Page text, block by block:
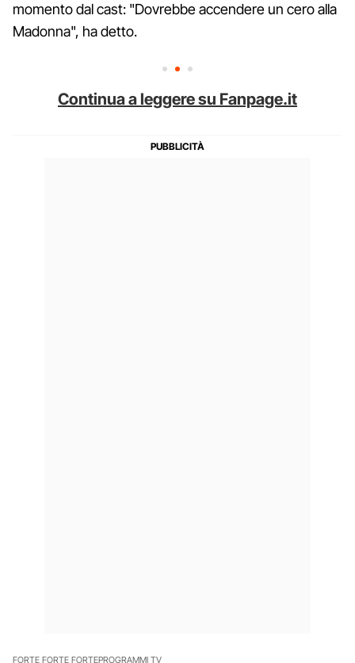
momento dal cast: "Dovrebbe accendere un cero alla
Madonna", ha detto.
Continua a leggere su Fanpage.it
FORTE FORTE FORTEPROGRAMMI TV